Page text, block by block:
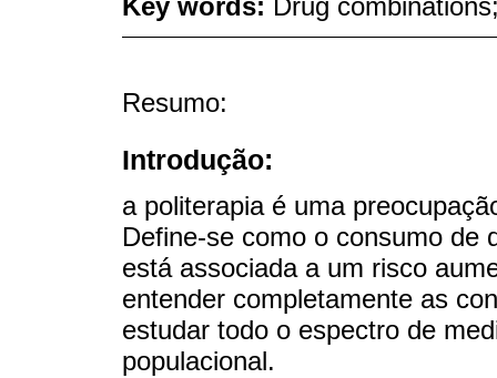
Key words: Drug
Resumo:
Introdução:
a politerapia é uma
Define-se como o consumo de
está associada a um risco
entender completamente as
estudar todo o espectro de
populacional.